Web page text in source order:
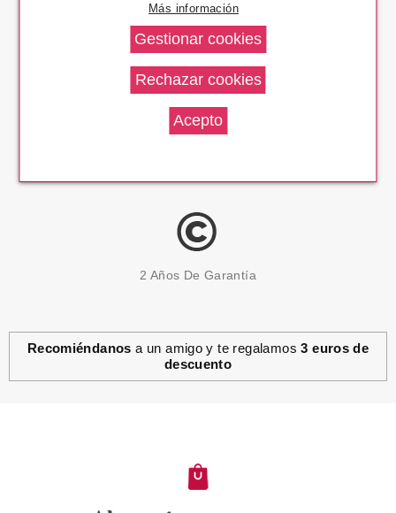
14 Días Devolución
2 Años De Garantía
Recomiéndanos a un amigo y te regalamos3 euros de
descuento
Más información